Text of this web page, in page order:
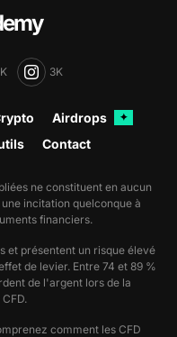
3K
Airdrops ✦
Contact
ne constituent en aucun
incitation quelconque à
financiers.
et présentent un risque élevé
de levier. Entre 74 et 89 %
de l'argent lors de la
comment les CFD